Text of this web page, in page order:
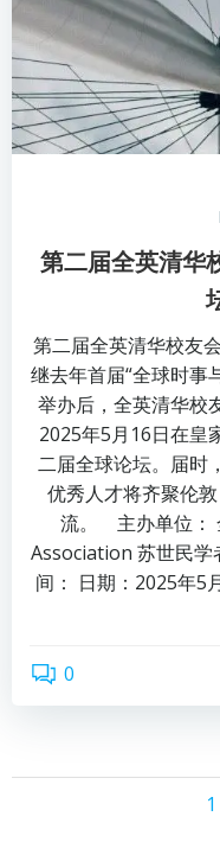
第二届全英清华
第二届全英清华校友
继去年首届“全球时事
举办后，全英清华校
2025年5月16日在皇
二届全球论坛。届时
优秀人才将齐聚伦
流。 主办单位：
Association 苏世民
间： 日期：2025年5
0
1